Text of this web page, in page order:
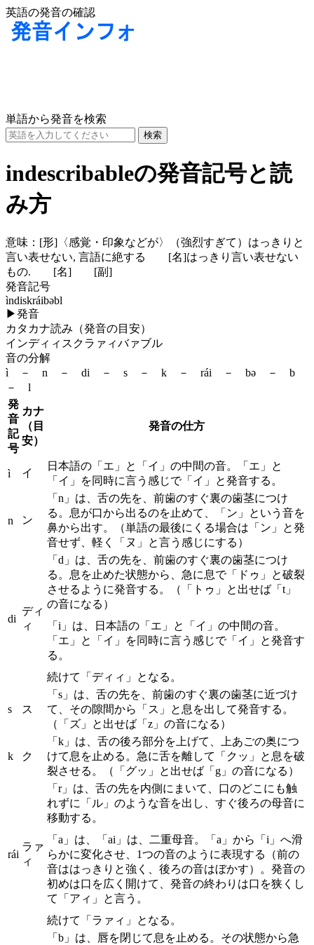
英語の発音の確認
単語から発音を検索
indescribableの発音記号と読
み方
意味： [形] 〈感覚・印象などが〉（強烈すぎて）はっきりと
言い表せない, 言語に絶する [名]はっきり言い表せない
もの. [名]
[副]
発音記号
ìndiskráibəbl
▶発音
カタカナ読み（発音の目安）
インディィスクラァィバァブル
音の分解
ì － n － di － s － k － rái － bə － b
－ l
発
音
記
号
カナ
（目
安）
発音の仕方
ì イ
日本語の「エ」と「イ」の中間の音。「エ」と
「イ」を同時に言う感じで「イ」と発音する。
n ン
「n」は、舌の先を、前歯のすぐ裏の歯茎につけ
る。息が口から出るのを止めて、「ン」という音を
鼻から出す。（単語の最後にくる場合は「ン」と発
音せず、軽く「ヌ」と言う感じにする）
di
ディ
ィ
「d」は、舌の先を、前歯のすぐ裏の歯茎につけ
る。息を止めた状態から、急に息で「ドゥ」と破裂
させるように発音する。（「トゥ」と出せば「t」
の音になる）
「i」は、日本語の「エ」と「イ」の中間の音。
「エ」と「イ」を同時に言う感じで「イ」と発音す
る。
続けて「ディィ」となる。
s ス
「s」は、舌の先を、前歯のすぐ裏の歯茎に近づけ
て、その隙間から「ス」と息を出して発音する。
（「ズ」と出せば「z」の音になる）
k ク
「k」は、舌の後ろ部分を上げて、上あごの奥につ
けて息を止める。急に舌を離して「クッ」と息を破
裂させる。（「グッ」と出せば「g」の音になる）
rái
ラァ
ィ
「r」は、舌の先を内側にまいて、口のどこにも触
れずに「ル」のような音を出し、すぐ後ろの母音に
移動する。
「a」は、「ai」は、二重母音。「a」から「i」へ滑
らかに変化させ、1つの音のように表現する（前の
音ははっきりと強く、後ろの音はぼかす）。発音の
初めは口を広く開けて、発音の終わりは口を狭くし
て「アィ」と言う。
続けて「ラァィ」となる。
「b」は、唇を閉じて息を止める。その状態から急